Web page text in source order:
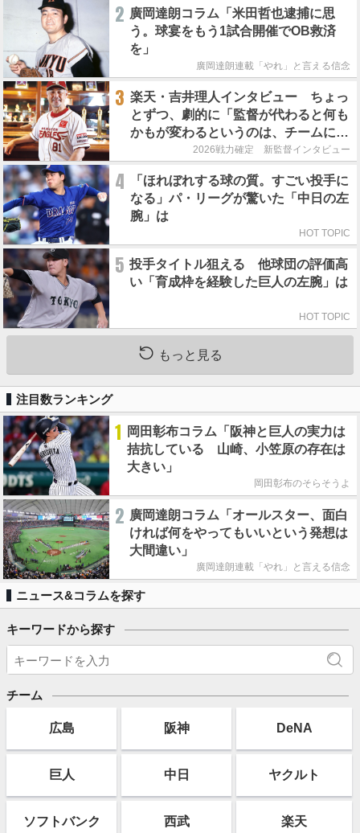
2 廣岡達朗コラム「米田哲也逮捕に思
う。球宴をもう1試合開催でOB救済
を」
廣岡達朗連載「やれ」と言える信念
3 楽天・吉井理人インタビュー ちょっ
とずつ、劇的に「監督が代わると何も
かもが変わるというのは、チームにと
って良くないことなんです」
2026戦力確定 新監督インタビュー
4
「ほれぼれする球の質。すごい投手に
なる」パ・リーグが驚いた「中日の左
腕」は
HOT TOPIC
5 投手タイトル狙える 他球団の評価高
い「育成枠を経験した巨人の左腕」は
HOT TOPIC
もっと見る
注目数ランキング
1
岡田彰布コラム「阪神と巨人の実力は
拮抗している 山崎、小笠原の存在は
大きい」
岡田彰布のそらそうよ
2 廣岡達朗コラム「オールスター、面白
ければ何をやってもいいという発想は
大間違い」
廣岡達朗連載「やれ」と言える信念
ニュース&コラムを探す
キーワードから探す
チーム
広島 阪神 DeNA
巨人 中日 ヤクルト
ソフトバンク 西武 楽天